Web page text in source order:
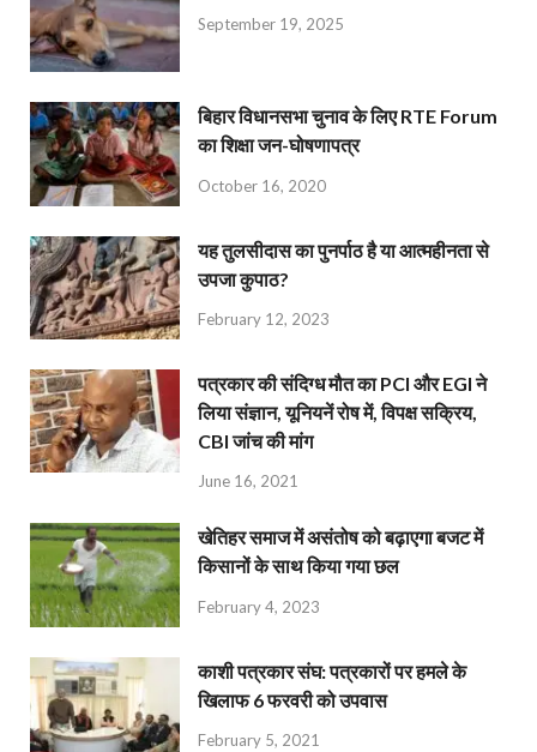
September 19, 2025
बिहार विधानसभा चुनाव के लिए RTE Forum
का शिक्षा जन-घोषणापत्र
October 16, 2020
यह तुलसीदास का पुनर्पाठ है या आत्महीनता से
उपजा कुपाठ?
February 12, 2023
पत्रकार की संदिग्ध मौत का PCI और EGI ने
लिया संज्ञान, यूनियनें रोष में, विपक्ष सक्रिय,
CBI जांच की मांग
June 16, 2021
खेतिहर समाज में असंतोष को बढ़ाएगा बजट में
किसानों के साथ किया गया छल
February 4, 2023
काशी पत्रकार संघ: पत्रकारों पर हमले के
खिलाफ 6 फरवरी को उपवास
February 5, 2021